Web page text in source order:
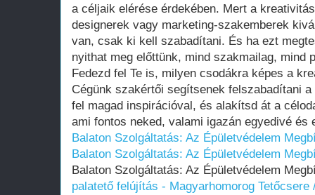
a céljaik elérése érdekében. Mert a
designerek vagy marketing-szakemberek
van, csak ki kell szabadítani. És ha ezt
nyithat meg előttünk, mind szakmailag, mind
Fedezd fel Te is, milyen csodákra képes a
Cégünk szakértői segítsenek felszabadítani
fel magad inspirációval, és alakítsd át a
ami fontos neked, valami igazán egyedivé és
Balaton Szolgáltatás: Az Épületvédelem
Balaton Szolgáltatás: Az Épületvédelem
Balaton Szolgáltatás: Az Épületvédelem
palatető felújítás - Magyarhomorog Tetőcsere